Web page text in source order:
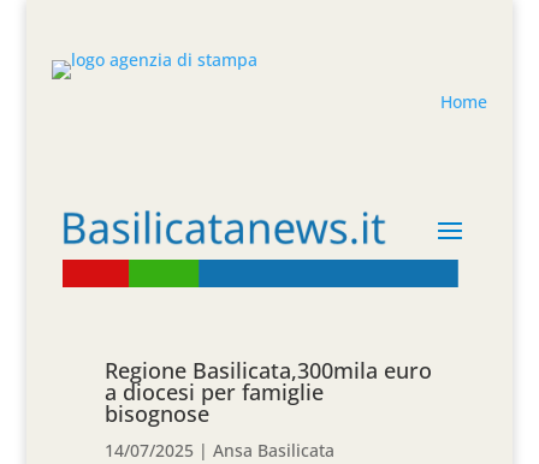
Home
Regione Basilicata,300mila euro
a diocesi per famiglie
bisognose
14/07/2025 |Ansa Basilicata